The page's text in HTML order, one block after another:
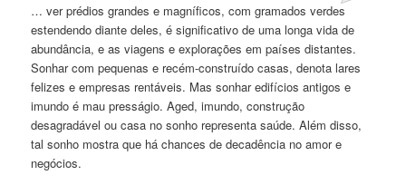
… ver prédios grandes e magníficos, com gramados verdes
estendendo diante deles, é significativode uma longa vidade
abundância, e as viagens e explorações em países distantes.
Sonhar com pequenas e recém-construído casas, denota lares
felizes e empresas rentáveis. Mas sonhar edifícios antigos e
imundo é mau presságio. Aged, imundo, construção
desagradável ou casa no sonho representa saúde. Além disso,
tal sonho mostra que há chancesde decadência no amor e
negócios.